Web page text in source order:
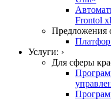
Frontol
Предложения
Услуги: ›
Для сферы